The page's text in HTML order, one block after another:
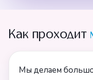
Как проходит
Мы делаем